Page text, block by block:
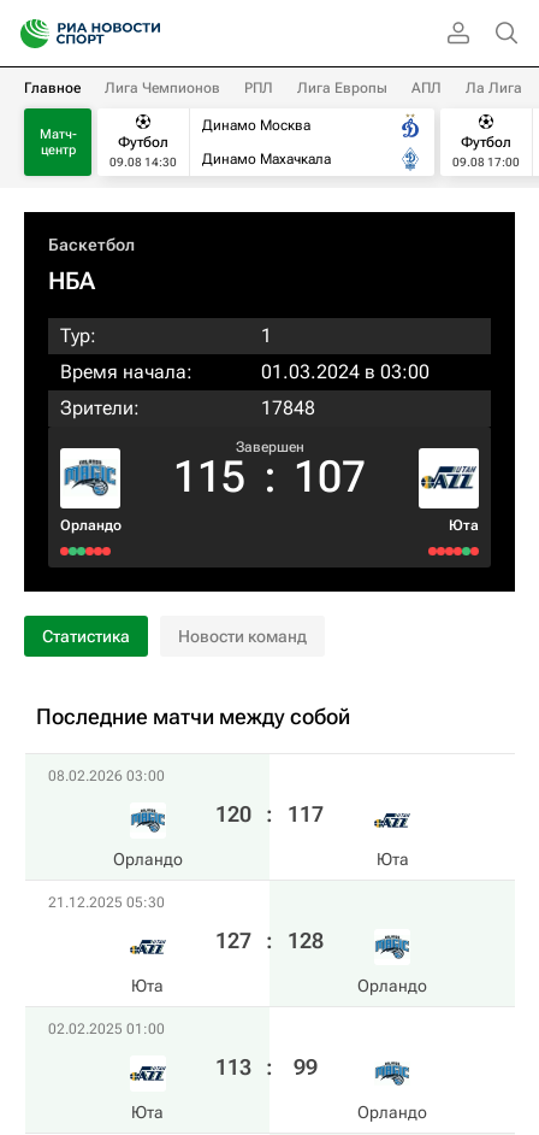
Главное Лига Чемпионов РПЛ Лига Европы АПЛ Ла Лига
Матч-
центр
Футбол
09.08 14:30
Динамо Москва
Динамо Махачкала
Футбол
09.08 17:00
Баскетбол
НБА
Тур:
1
Время начала:
01.03.2024 в 03:00
Зрители:
17848
Орландо
Завершен
115 : 107
Юта
Статистика Новости команд
Последние матчи между собой
08.02.2026 03:00
Орландо
120 : 117
Юта
21.12.2025 05:30
Юта
127 : 128
Орландо
02.02.2025 01:00
Юта
113 : 99
Орландо